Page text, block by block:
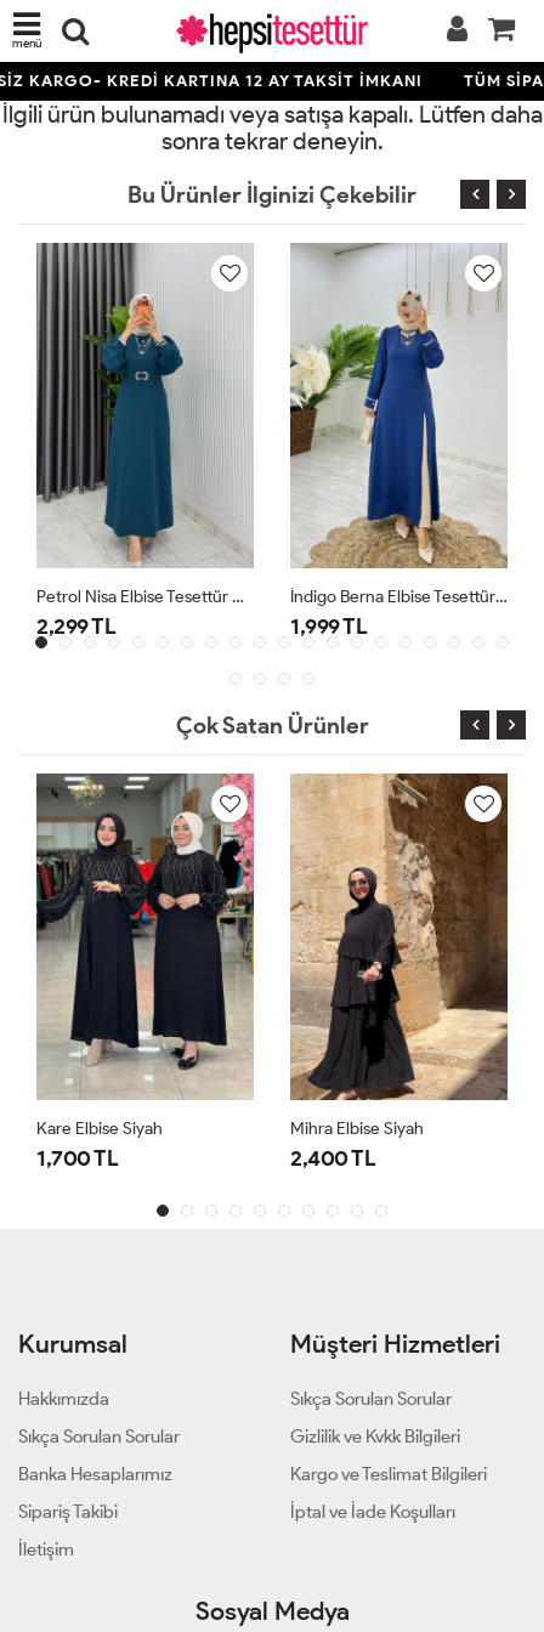
menü
KARGO- KREDİ KARTINA 12 AY TAKSİT İMKANI TÜM
İlgili ürün bulunamadı veya satışa kapalı. Lütfen daha
sonra tekrar deneyin.
Bu Ürünler İlginizi Çekebilir
Petrol Nisa Elbise Tesettür Giyim
2,299 TL
İndigo Berna Elbise Tesettür Giyim
1,999 TL
Çok Satan Ürünler
Kare Elbise Siyah
1,700 TL
Mihra Elbise Siyah
2,400 TL
Kurumsal
Hakkımızda
Sıkça Sorulan Sorular
Banka Hesaplarımız
Sipariş Takibi
İletişim
Müşteri Hizmetleri
Sıkça Sorulan Sorular
Gizlilik ve Kvkk Bilgileri
Kargo ve Teslimat Bilgileri
İptal ve İade Koşulları
Sosyal Medya